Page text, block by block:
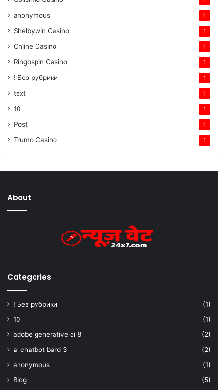
anonymous 1
Shelbywin Casino 1
Online Casino 1
Ringospin Casino 1
! Без рубрики 1
text 1
10 1
Post 1
Trumo Casino 1
About
Categories
! Без рубрики
(1)
10
(1)
adobe generative ai 8
(2)
ai chatbot bard 3
(2)
anonymous
(1)
Blog
(5)